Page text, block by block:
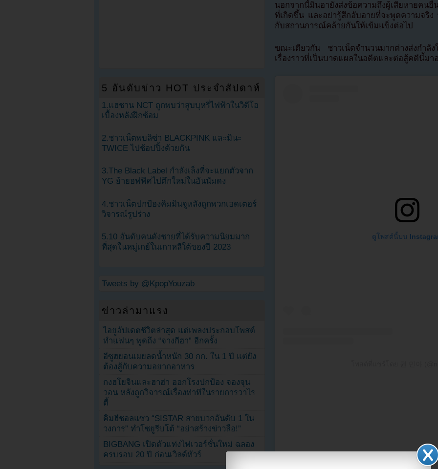
นอกจากนี้มินอายังส่งข้อความถึงผู้เสียหายคน
ที่เกิดขึ้น และอย่ารู้สึกอับอายที่จะพูดความจริ
กับสถานการณ์คล้ายกันให้เข้มแข็งต่อไป
ขณะเดียวกัน ชาวเน็ตจำนวนมากต่างส่งกำลั
เรื่องราวที่เป็นบาดแผลในอดีตและต่อสู้คดีนี้มา
ดูโพสต์นี้บน
5 อันดับข่าว HOT ประจำสัปดาห์
1.แฮชาน NCT ถูกพบว่าสูบบุหรี่ไฟฟ้าในวิดีโอ
เบื้องหลังฝึกซ้อม
2.ชาวเน็ตพบลิซ่า BLACKPINK และมินะ
TWICE ไปช้อปปิ้งด้วยกัน
3.The Black Label กำลังเล็งที่จะแยกตัวจาก
YG ย้ายอฟฟิศไปตึกใหม่ในฮันนัมดง
4.ชาวเน็ตปกป้องคิมมินจูหลังถูกพวกเฮดเตอร์
วิจารณ์รูปร่าง
5.10 อันดับคนดังชายที่ได้รับความนิยมมาก
ที่สุดในหมู่เกย์ในเกาหลีใต้ของปี 2023
Tweets by @KpopYouzab
ข่าวล่ามาแรง
ไอยูอัปเดตชีวิตล่าสุด แต่เพลงประกอบโพสต์
ทำแฟนๆ พูดถึง “จางกีฮา” อีกครั้ง
อีซูฮยอนเผยลดน้ำหนัก 30 กก. ใน 1 ปี แต่ยัง
ต้องสู้กับความอยากอาหาร
กงฮโยจินและฮาฮ่า ออกโรงปกป้อง จองจุน
วอน หลังถูกวิจารณ์เรื่องท่าทีในรายการวาไร
ตี้
คิมฮีชอลแซว “SISTAR สายบวกอันดับ 1 ใน
วงการ” ทำโซยูรีบโต้ “อย่าสร้างข่าวลือ!”
BIGBANG เปิดตัวแท่งไฟเวอร์ชั่นใหม่ ฉลอง
ครบรอบ 20 ปี ก่อนเวิลด์ทัวร์